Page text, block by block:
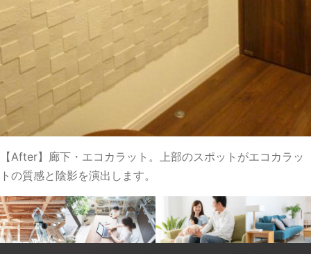
【After】廊下・エコカラット。上部のスポットがエコカラッ
トの質感と陰影を演出します。